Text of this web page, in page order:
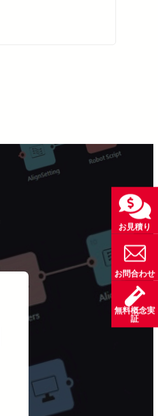
お見積り
お問合わせ
無料概念実
証